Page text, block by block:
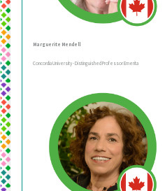
Marguerite Mendell
Concordia University - Distinguished Professor Emerita